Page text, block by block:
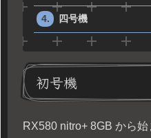
四号機
初号機
RX580 nitro+ 8GB から